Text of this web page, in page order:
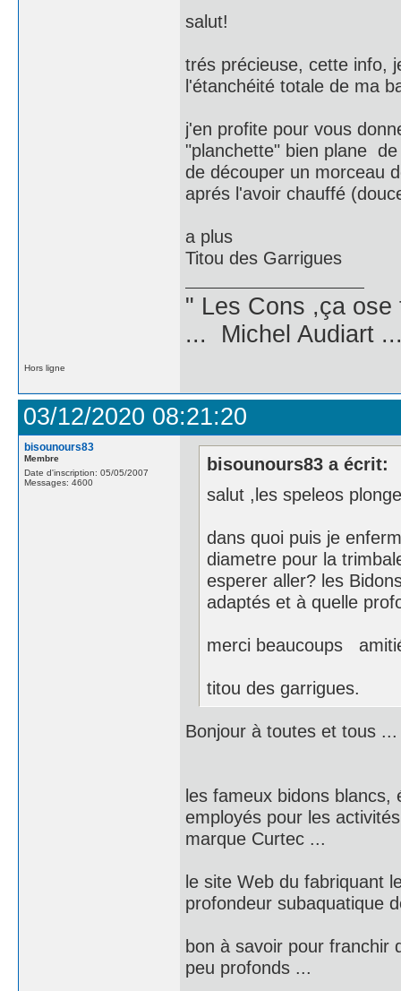
salut!
trés précieuse, cette info,
l'étanchéité totale de ma
j'en profite pour vous
"planchette" bien plane
de découper un morceau
aprés l'avoir chauffé
a plus
Titou des Garrigues
" Les Cons ,ça
... Michel Audiart
Hors ligne
03/12/2020 08:21:20
bisounours83
Membre
Date d'inscription: 05/05/2007
Messages: 4600
bisounours83 a écrit:
salut ,les speleos
dans quoi puis je
diametre pour la
esperer aller? les
adaptés et à quelle
merci beaucoups
titou des garrigues.
Bonjour à toutes et tous ...
les fameux bidons
employés pour les
marque Curtec ...
le site Web du fabriquant
profondeur subaquatique
bon à savoir pour franchir
peu profonds ...